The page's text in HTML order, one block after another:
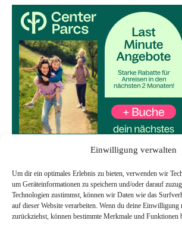
Einwilligung verwalten
Um dir ein optimales Erlebnis zu bieten, verwenden wir
um Geräteinformationen zu speichern und/oder darauf
Technologien zustimmst, können wir Daten wie das
auf dieser Website verarbeiten. Wenn du deine Einwilligung
zurückziehst, können bestimmte Merkmale und Funktionen
Start
Datenschutzerklärung